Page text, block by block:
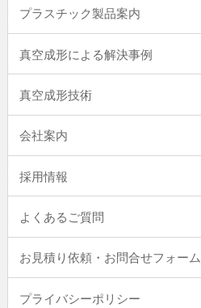
プラスチック製品案内
真空成形による解決事例
真空成形技術
会社案内
採用情報
よくあるご質問
お見積り依頼・お問合せフォーム
プライバシーポリシー